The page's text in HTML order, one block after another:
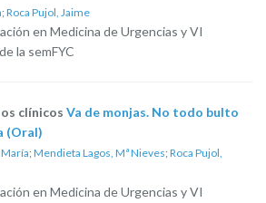
; Roca Pujol, Jaime
en Medicina de Urgencias y VI
la semFYC
clínicos Va de monjas. No todo bulto
(Oral)
; Mendieta Lagos, Mª Nieves; Roca Pujol,
en Medicina de Urgencias y VI